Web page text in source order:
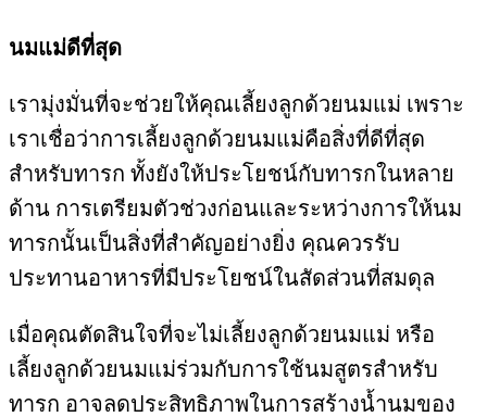
นมแม่ดีที่สุด
เรามุ่งมั่นที่จะช่วยให้คุณเลี้ยงลูกด้วยนมแม่ เพราะ
เราเชื่อว่าการเลี้ยงลูกด้วยนมแม่คือสิ่งที่ดีที่สุด
สำหรับทารก ทั้งยังให้ประโยชน์กับทารกในหลาย
ด้าน การเตรียมตัวช่วงก่อนและระหว่างการให้นม
ทารกนั้นเป็นสิ่งที่สำคัญอย่างยิ่ง คุณควรรับ
ประทานอาหารที่มีประโยชน์ในสัดส่วนที่สมดุล
เมื่อคุณตัดสินใจที่จะไม่เลี้ยงลูกด้วยนมแม่ หรือ
เลี้ยงลูกด้วยนมแม่ร่วมกับการใช้นมสูตรสำหรับ
ทารก อาจลดประสิทธิภาพในการสร้างน้ำนมของ